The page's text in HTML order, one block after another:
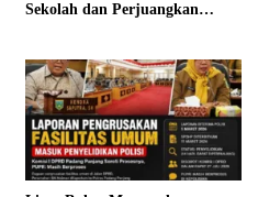
Sekolah dan Perjuangkan